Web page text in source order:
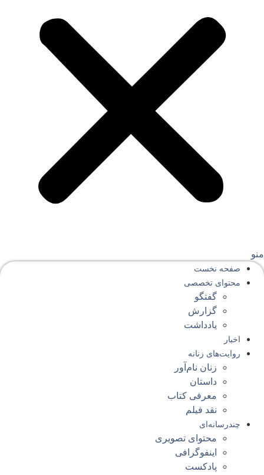
صفحه‌ نخست
محتوای‌ تخصصی
گفتگو
گزارش
یادداشت
اخبار
روایت‌های زنانه
زنان نام‌آور
داستان
معرفی کتاب
نقد فیلم
چندرسانه‌ای
محتوای تصویری
اینفوگرافی
پادکست